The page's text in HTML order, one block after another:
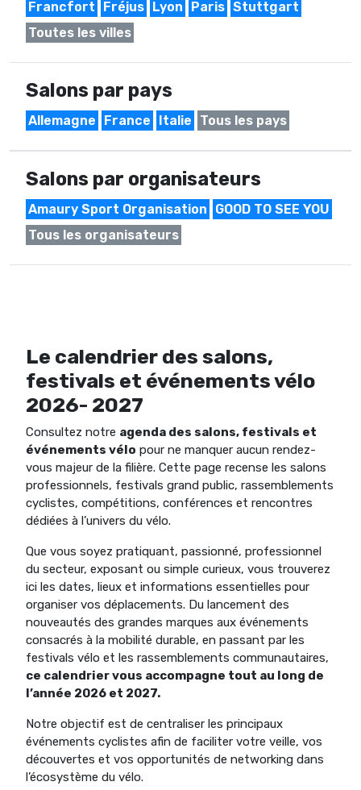
Francfort Fréjus Lyon Paris Stuttgart
Toutes les villes
Salons par pays
Allemagne France Italie Tous les pays
Salons par organisateurs
Amaury Sport Organisation
GOOD TO SEE YOU
Tous les organisateurs
Le calendrier des salons,
festivals et événements vélo
2026- 2027
Consultez notre agenda des salons, festivals et
événements vélo pour ne manquer aucun rendez-
vous majeur de la filière. Cette page recense les salons
professionnels, festivals grand public, rassemblements
cyclistes, compétitions, conférences et rencontres
dédiées à l’univers du vélo.
Que vous soyez pratiquant, passionné, professionnel
du secteur, exposant ou simple curieux, vous trouverez
ici les dates, lieux et informations essentielles pour
organiser vos déplacements. Du lancement des
nouveautés des grandes marques aux événements
consacrés à la mobilité durable, en passant par les
festivals vélo et les rassemblements communautaires,
ce calendrier vous accompagne tout au long de
l’année 2026 et 2027.
Notre objectif est de centraliser les principaux
événements cyclistes afin de faciliter votre veille, vos
découvertes et vos opportunités de networking dans
l’écosystème du vélo.